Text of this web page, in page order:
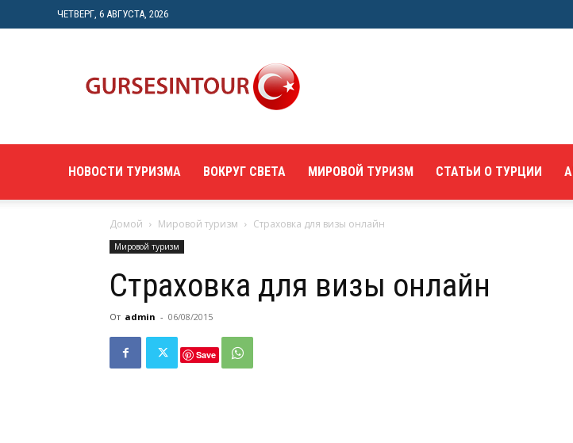
ЧЕТВЕРГ, 6 АВГУСТА, 2026
—
познавательный
туристический
НОВОСТИ ТУРИЗМА ВОКРУГ СВЕТА МИРОВОЙ ТУРИЗМ СТАТЬИ О ТУРЦИИ
Домой Мировой туризм Страховка для визы онлайн
Мировой туризм
Страховка для визы онлайн
От admin - 06/08/2015
Save